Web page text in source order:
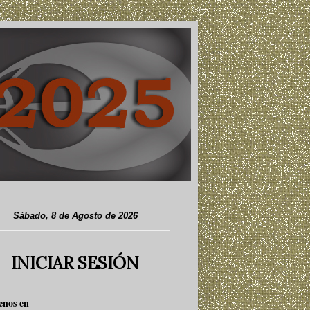
Sábado, 8 de Agosto de 2026
INICIAR SESIÓN
en